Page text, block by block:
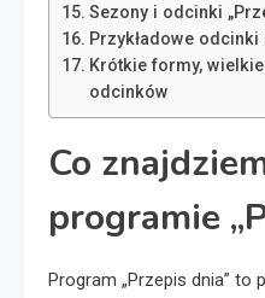
Sezony i odcinki
Przykładowe
Krótkie formy,
odcinków
Co
programie
Program „Przepis dnia” to